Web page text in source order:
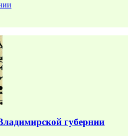
губернии